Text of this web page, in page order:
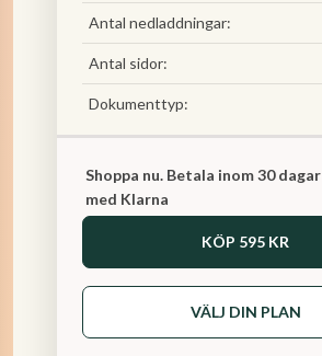
Antal nedladdningar:
Antal sidor:
Dokumenttyp:
Shoppa nu. Betala inom 30 dagar
med Klarna
KÖP 595 KR
VÄLJ DIN PLAN